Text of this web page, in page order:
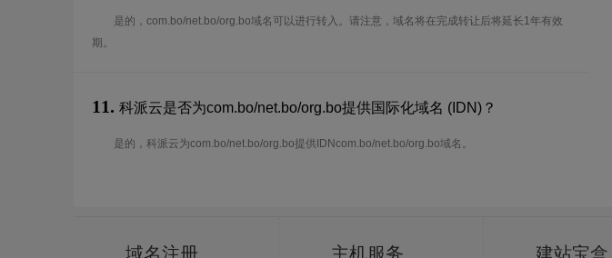
是的，com.bo/net.bo/org.bo域名可以进行转入。请注意，域名将在完成转让后将延长1年有效
期。
11. 科派云是否为com.bo/net.bo/org.bo提供国际化域名 (IDN)？
是的，科派云为com.bo/net.bo/org.bo提供IDNcom.bo/net.bo/org.bo域名。
域名注册 主机服务 建站宝盒